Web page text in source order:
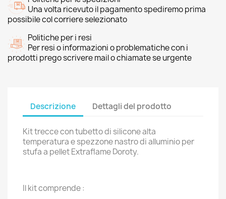
Una volta ricevuto il pagamento spediremo prima
possibile col corriere selezionato
Politiche per i resi
Per resi o informazioni o problematiche con i
prodotti prego scrivere mail o chiamate se urgente
Descrizione Dettagli del prodotto
Kit trecce con tubetto di silicone alta
temperatura e spezzone nastro di alluminio per
stufa a pellet Extraflame Doroty.
Il kit comprende :